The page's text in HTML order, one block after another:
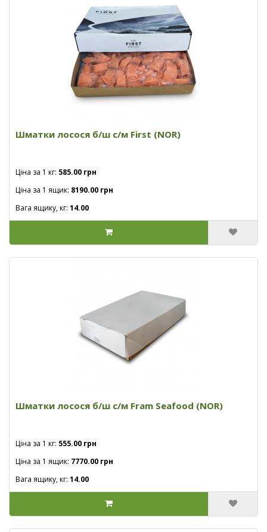
Шматки лосося б/ш с/м First (NOR)
Ціна за 1 кг: 585.00 грн
Ціна за 1 ящик: 8190.00 грн
Вага ящику, кг: 14.00
Шматки лосося б/ш с/м Fram Seafood (NOR)
Ціна за 1 кг: 555.00 грн
Ціна за 1 ящик: 7770.00 грн
Вага ящику, кг: 14.00